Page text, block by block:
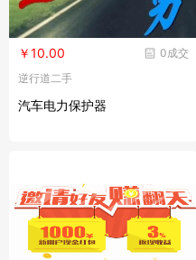
0成交
￥10.00
逆行道二手
汽车电力保护器